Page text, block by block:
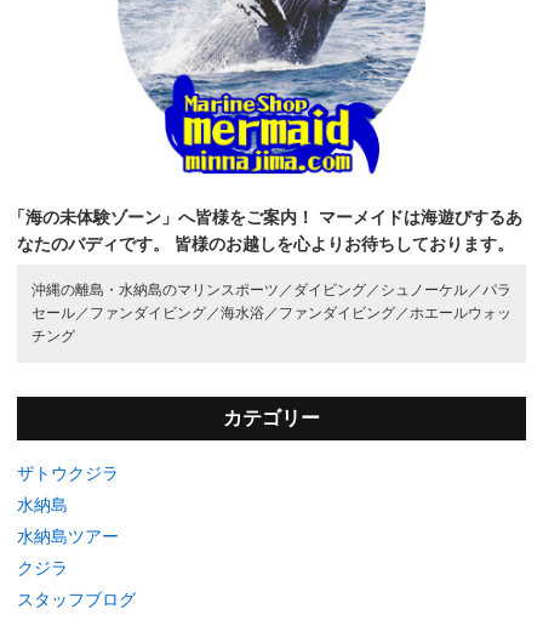
「海の未体験ゾーン」へ皆様をご案内！
マーメイドは海遊びするあ
なたのバディです。
皆様のお越しを心よりお待ちしております。
沖縄の離島・水納島のマリンスポーツ／ ダイビング／ シュノーケル／ パラ
セール／ ファンダイビング／海水浴／ ファンダイビング／ ホエールウォッ
チング
カテゴリー
ザトウクジラ
水納島
水納島ツアー
クジラ
スタッフブログ